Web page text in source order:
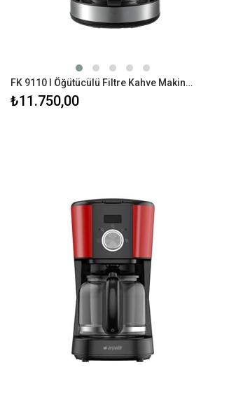
FK 9110 I Öğütücülü Filtre Kahve Makinesi
₺11.750,00